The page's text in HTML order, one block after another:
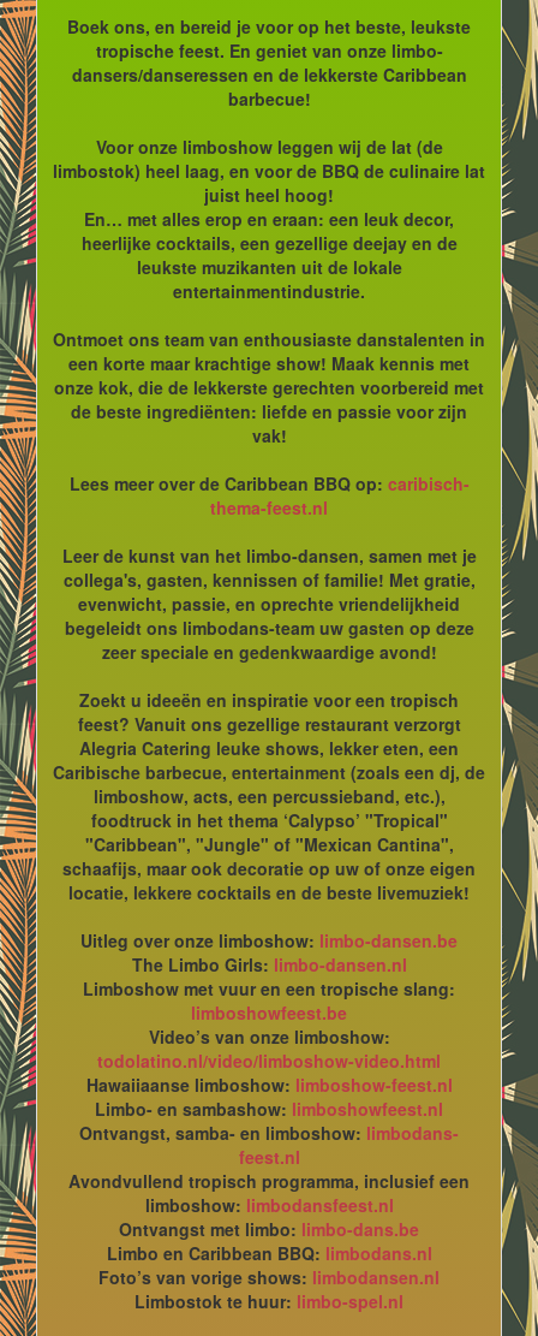
Boek ons, en bereid je voor op het beste, leukste
tropische feest. En geniet van onze limbo-
dansers/danseressen en de lekkerste Caribbean
barbecue!
Voor onze limboshow leggen wij de lat (de
limbostok) heel laag, en voor de BBQ de culinaire lat
juist heel hoog!
En… met alles erop en eraan: een leuk decor,
heerlijke cocktails, een gezellige deejay en de
leukste muzikanten uit de lokale
entertainmentindustrie.
Ontmoet ons team van enthousiaste danstalenten in
een korte maar krachtige show! Maak kennis met
onze kok, die de lekkerste gerechten voorbereid met
de beste ingrediënten: liefde en passie voor zijn
vak!
Lees meer over de Caribbean BBQ op: caribisch-
thema-feest.nl
Leer de kunst van het limbo-dansen, samen met je
collega's, gasten, kennissen of familie! Met gratie,
evenwicht, passie, en oprechte vriendelijkheid
begeleidt ons limbodans-team uw gasten op deze
zeer speciale en gedenkwaardige avond!
Zoekt u ideeën en inspiratie voor een tropisch
feest? Vanuit ons gezellige restaurant verzorgt
Alegria Catering leuke shows, lekker eten, een
Caribische barbecue, entertainment (zoals een dj, de
limboshow, acts, een percussieband, etc.),
foodtruck in het thema ‘Calypso’ "Tropical"
"Caribbean", "Jungle" of "Mexican Cantina",
schaafijs, maar ook decoratie op uw of onze eigen
locatie, lekkere cocktails en de beste livemuziek!
Uitleg over onze limboshow: limbo-dansen.be
The Limbo Girls: limbo-dansen.nl
Limboshow met vuur en een tropische slang:
limboshowfeest.be
Video’s van onze limboshow:
todolatino.nl/video/limboshow-video.html
Hawaiiaanse limboshow: limboshow-feest.nl
Limbo- en sambashow: limboshowfeest.nl
Ontvangst, samba- en limboshow: limbodans-
feest.nl
Avondvullend tropisch programma, inclusief een
limboshow: limbodansfeest.nl
Ontvangst met limbo: limbo-dans.be
Limbo en Caribbean BBQ: limbodans.nl
Foto’s van vorige shows: limbodansen.nl
Limbostok te huur: limbo-spel.nl